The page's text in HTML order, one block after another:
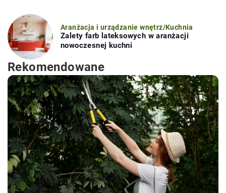
Aranżacja i urządzanie wnętrz/Kuchnia
Zalety farb lateksowych w aranżacji
nowoczesnej kuchni
Rekomendowane